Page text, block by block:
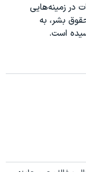
در زمینه‌هایی
بشر، به
است.